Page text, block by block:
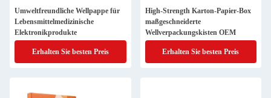
Umweltfreundliche Wellpappe für
Lebensmittelmedizinische
Elektronikprodukte
Erhalten Sie besten Preis
High-Strength Karton-Papier-Box
maßgeschneiderte
Wellverpackungskisten OEM
Erhalten Sie besten Preis